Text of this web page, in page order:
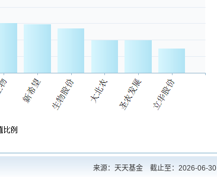
来源：天天基金 截止至： 2026-06-30